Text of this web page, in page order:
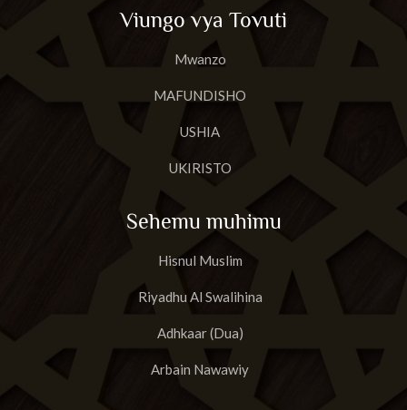
Viungo vya Tovuti
Mwanzo
MAFUNDISHO
USHIA
UKIRISTO
Sehemu muhimu
Hisnul Muslim
Riyadhu Al Swalihina
Adhkaar (Dua)
Arbain Nawawiy